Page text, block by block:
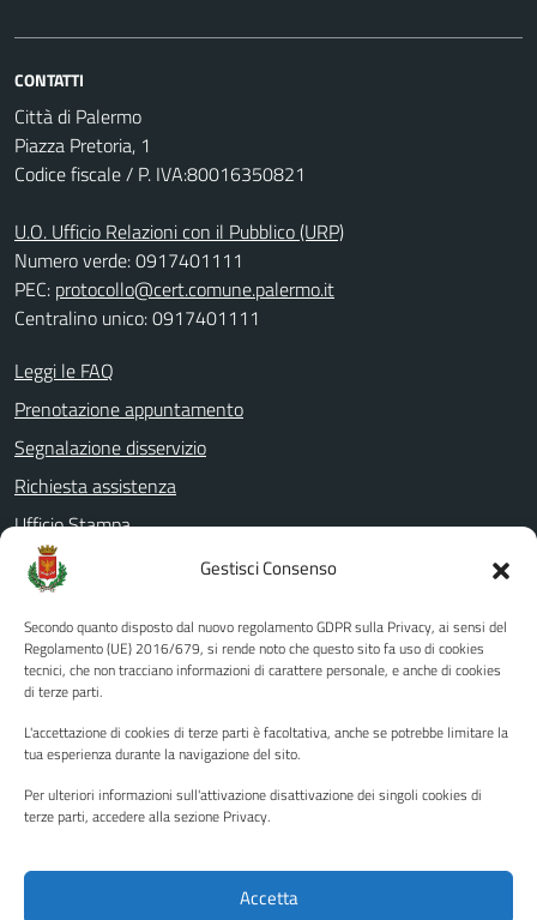
Gestisci Consenso
Secondo quanto disposto dal nuovo regolamento GDPR sulla Privacy, ai sensi del
Regolamento (UE) 2016/679, si rende noto che questo sito fa uso di cookies
tecnici, che non tracciano informazioni di carattere personale, e anche di cookies
di terze parti.
L'accettazione di cookies di terze parti è facoltativa, anche se potrebbe limitare la
tua esperienza durante la navigazione del sito.
Per ulteriori informazioni sull'attivazione disattivazione dei singoli cookies di
terze parti, accedere alla sezione Privacy.
Accetta
CONTATTI
Città di Palermo
Piazza Pretoria, 1
Codice fiscale / P. IVA:80016350821
U.O. Ufficio Relazioni con il Pubblico (URP)
Numero verde: 0917401111
PEC: protocollo@cert.comune.palermo.it
Centralino unico: 0917401111
Leggi le FAQ
Prenotazione appuntamento
Segnalazione disservizio
Richiesta assistenza
Ufficio Stampa
Amministrazione Trasparente
Albo pretorio
Informativa privacy
Note legali
Piano di miglioramento del sito
Instagram